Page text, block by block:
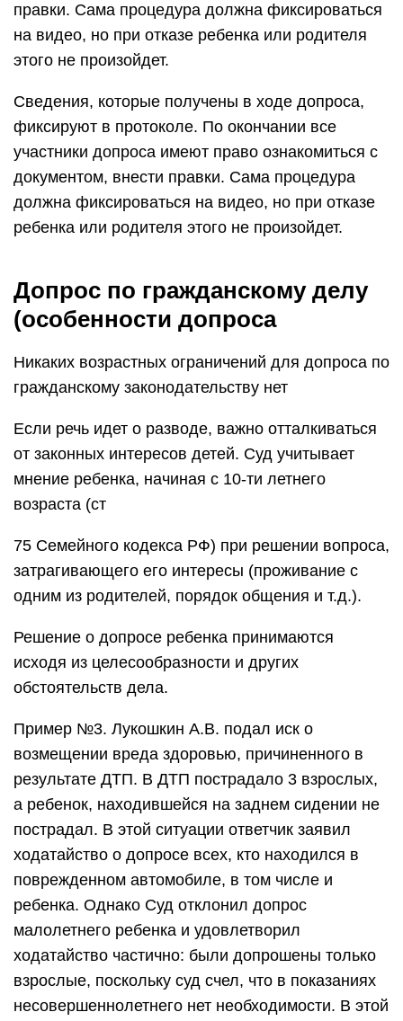
правки. Сама процедура должна фиксироваться
на видео, но при отказе ребенка или родителя
этого не произойдет.
Сведения, которые получены в ходе допроса,
фиксируют в протоколе. По окончании все
участники допроса имеют право ознакомиться с
документом, внести правки. Сама процедура
должна фиксироваться на видео, но при отказе
ребенка или родителя этого не произойдет.
Допрос по гражданскому делу
(особенности допроса
Никаких возрастных ограничений для допроса по
гражданскому законодательству нет
Если речь идет о разводе, важно отталкиваться
от законных интересов детей. Суд учитывает
мнение ребенка, начиная с 10-ти летнего
возраста (ст
75 Семейного кодекса РФ) при решении вопроса,
затрагивающего его интересы (проживание с
одним из родителей, порядок общения и т.д.).
Решение о допросе ребенка принимаются
исходя из целесообразности и других
обстоятельств дела.
Пример №3. Лукошкин А.В. подал иск о
возмещении вреда здоровью, причиненного в
результате ДТП. В ДТП пострадало 3 взрослых,
а ребенок, находившейся на заднем сидении не
пострадал. В этой ситуации ответчик заявил
ходатайство о допросе всех, кто находился в
поврежденном автомобиле, в том числе и
ребенка. Однако Суд отклонил допрос
малолетнего ребенка и удовлетворил
ходатайство частично: были допрошены только
взрослые, поскольку суд счел, что в показаниях
несовершеннолетнего нет необходимости. В этой